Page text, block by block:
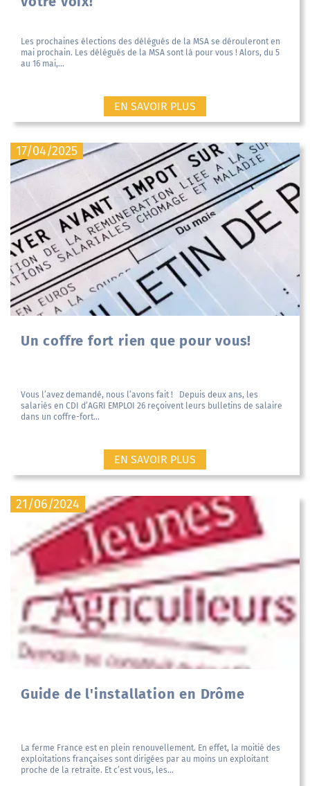
Les prochaines élections des délégués de la MSA se dérouleront en
mai prochain. Les délégués de la MSA sont là pour vous ! Alors, du 5
au 16 mai,...
EN SAVOIR PLUS
17/04/2025
Un coffre fort rien que pour vous!
Vous l’avez demandé, nous l’avons fait ! Depuis deux ans, les
salariés en CDI d’AGRI EMPLOI 26 reçoivent leurs bulletins de salaire
dans un coffre-fort...
EN SAVOIR PLUS
21/06/2024
Guide de l'installation en Drôme
La ferme France est en plein renouvellement. En effet, la moitié des
exploitations françaises sont dirigées par au moins un exploitant
proche de la retraite. Et c’est vous, les...